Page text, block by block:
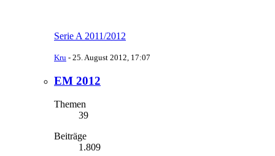
Serie A 2011/2012
Kru - 25. August 2012, 17:07
EM 2012
Themen
39
Beiträge
1.809